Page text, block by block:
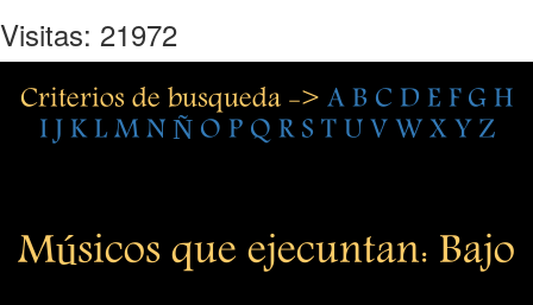
Visitas: 21972
Criterios de busqueda -> A B C D E F G H
I J K L M N Ñ O P Q R S T U V W X Y Z
Músicos que ejecuntan: Bajo